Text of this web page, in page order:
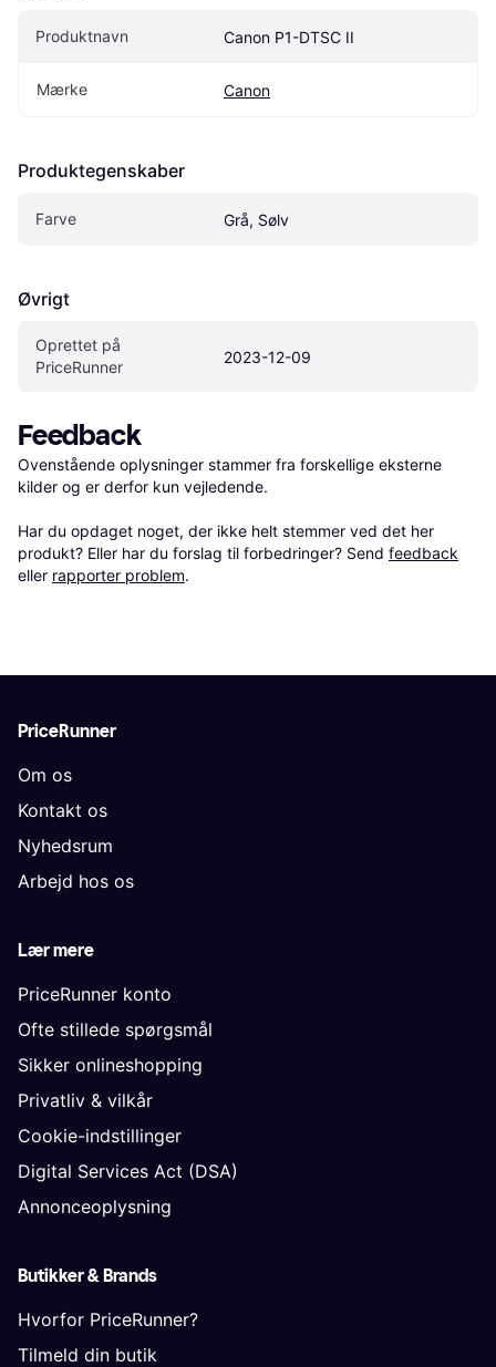
Produktnavn Canon P1-DTSC II
Mærke Canon
Produktegenskaber
Farve Grå, Sølv
Øvrigt
Oprettet på
PriceRunner
2023-12-09
Feedback
Ovenstående oplysninger stammer fra forskellige eksterne
kilder og er derfor kun vejledende.
Har du opdaget noget, der ikke helt stemmer ved det her
produkt? Eller har du forslag til forbedringer? Send feedback
eller rapporter problem.
PriceRunner
Om os
Kontakt os
Nyhedsrum
Arbejd hos os
Lær mere
PriceRunner konto
Ofte stillede spørgsmål
Sikker onlineshopping
Privatliv & vilkår
Cookie-indstillinger
Digital Services Act (DSA)
Annonceoplysning
Butikker & Brands
Hvorfor PriceRunner?
Tilmeld din butik